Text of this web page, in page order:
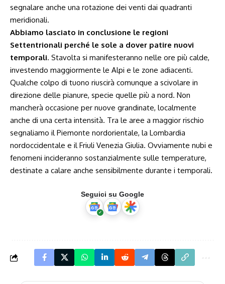
segnalare anche una rotazione dei venti dai quadranti
meridionali.
Abbiamo lasciato in conclusione le regioni
Settentrionali perché le sole a dover patire nuovi
temporali. Stavolta si manifesteranno nelle ore più calde,
investendo maggiormente le Alpi e le zone adiacenti.
Qualche colpo di tuono riuscirà comunque a scivolare in
direzione delle pianure, specie quelle più a nord. Non
mancherà occasione per nuove grandinate, localmente
anche di una certa intensità. Tra le aree a maggior rischio
segnaliamo il Piemonte nordorientale, la Lombardia
nordoccidentale e il Friuli Venezia Giulia. Ovviamente nubi e
fenomeni incideranno sostanzialmente sulle temperature,
destinate a calare anche sensibilmente durante i temporali.
Seguici su Google